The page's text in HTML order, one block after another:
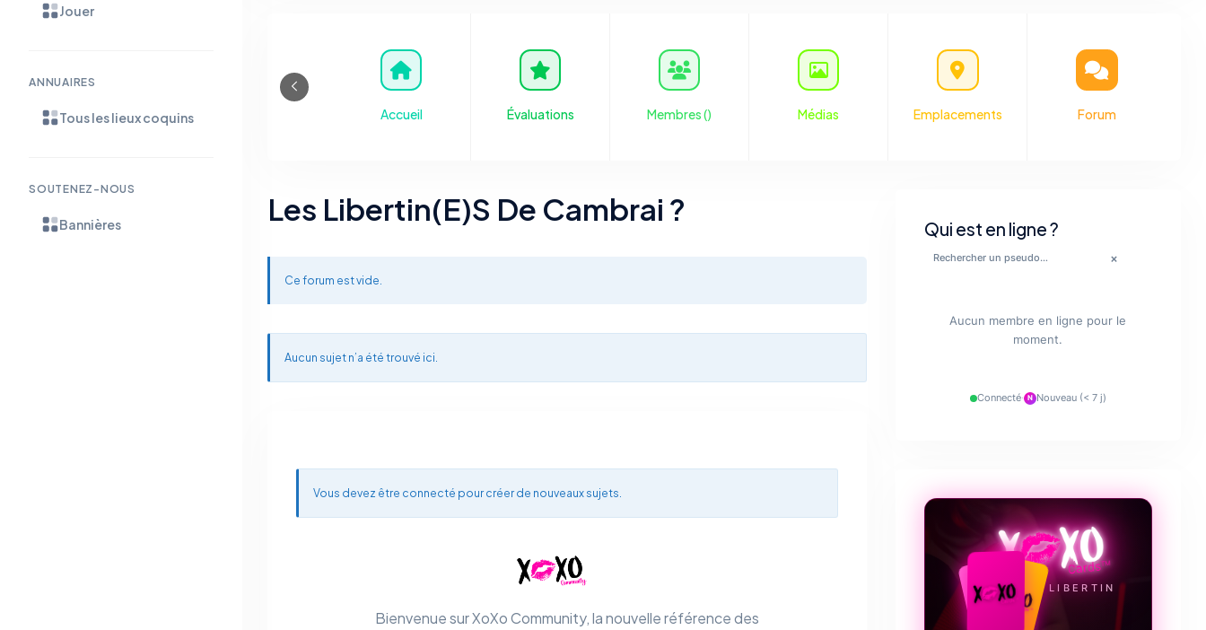
Jouer
ANNUAIRES
Tous les lieux coquins
SOUTENEZ-NOUS
Bannières
Accueil Évaluations Membres () Médias Emplacements Forum
Les Libertin(e)s De Cambrai ?
Ce forum est vide.
Aucun sujet n’a été trouvé ici.
Vous devez être connecté pour créer de nouveaux sujets.
Bienvenue sur XoXo Community, la nouvelle référence des
Qui est en ligne ?
×
Aucun membre en ligne pour le
moment.
Connecté· N Nouveau (< 7 j)
🔥
LE JEU LIBERTIN